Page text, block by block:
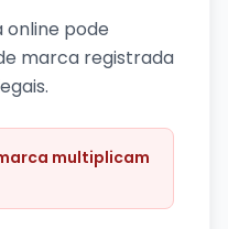
online pode
marca registrada
multiplicam